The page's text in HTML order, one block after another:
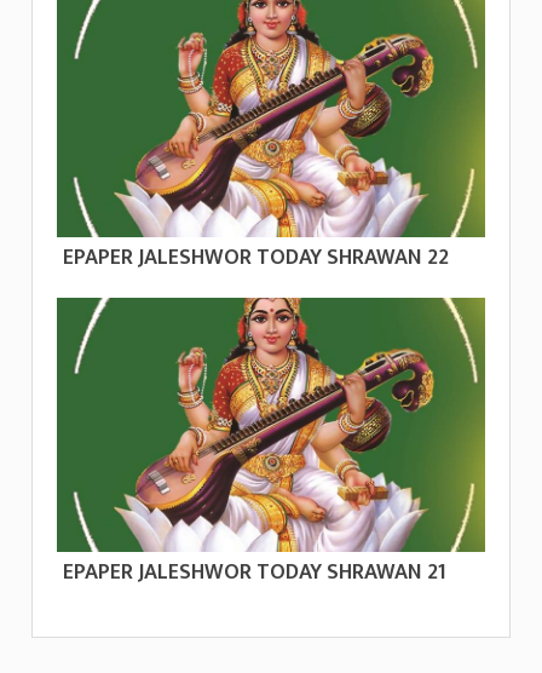
EPAPER JALESHWOR TODAY SHRAWAN 22
EPAPER JALESHWOR TODAY SHRAWAN 21